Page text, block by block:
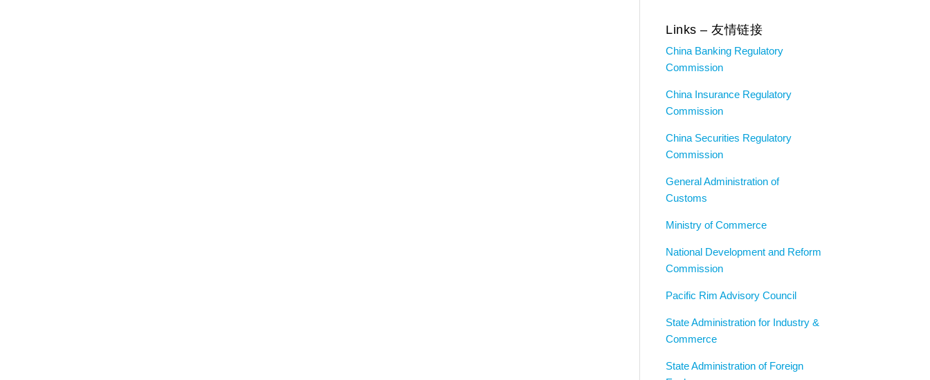
Links – 友情链接
China Banking Regulatory
Commission
China Insurance Regulatory
Commission
China Securities Regulatory
Commission
General Administration of
Customs
Ministry of Commerce
National Development and Reform
Commission
Pacific Rim Advisory Council
State Administration for Industry &
Commerce
State Administration of Foreign